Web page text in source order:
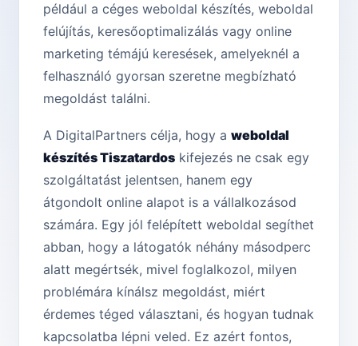
például a céges weboldal készítés, weboldal
felújítás, keresőoptimalizálás vagy online
marketing témájú keresések, amelyeknél a
felhasználó gyorsan szeretne megbízható
megoldást találni.
A DigitalPartners célja, hogy a weboldal
készítés Tiszatar­dos kifejezés ne csak egy
szolgáltatást jelentsen, hanem egy
átgondolt online alapot is a vállalkozásod
számára. Egy jól felépített weboldal segíthet
abban, hogy a látogatók néhány másodperc
alatt megértsék, mivel foglalkozol, milyen
problémára kínálsz megoldást, miért
érdemes téged választani, és hogyan tudnak
kapcsolatba lépni veled. Ez azért fontos,